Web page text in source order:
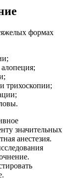
формах
алопеция;
трихоскопии;
значительных
анестезия.